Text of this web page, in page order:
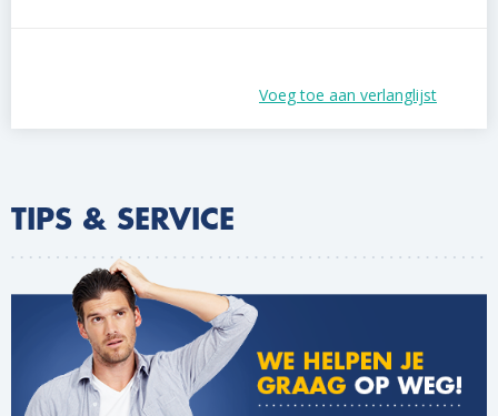
Voeg toe aan verlanglijst
TIPS & SERVICE